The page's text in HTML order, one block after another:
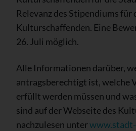
Relevanz des Stipendiums für
Kulturschaffenden. Eine
26. Juli möglich.
Alle Informationen darüber,
antragsberechtigt ist, welche
erfüllt werden müssen und
sind auf der Webseite des
nachzulesen unterwww.stadt-